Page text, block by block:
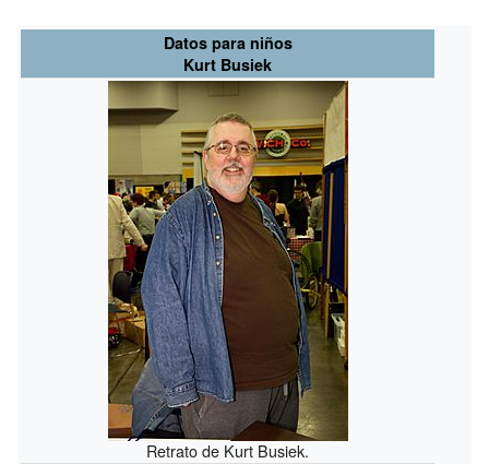
Datos para niños
Kurt Busiek
Retrato de Kurt Busiek.